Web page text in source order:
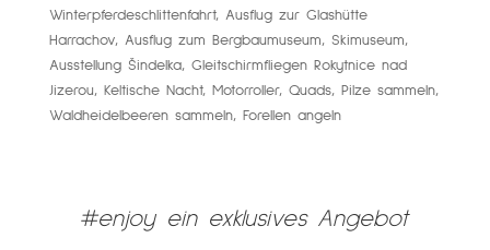
Winterpferdeschlittenfahrt, Ausflug zur Glashütte
Harrachov, Ausflug zum Bergbaumuseum, Skimuseum,
Ausstellung Šindelka, Gleitschirmfliegen Rokytnice nad
Jizerou, Keltische Nacht, Motorroller, Quads, Pilze sammeln,
Waldheidelbeeren sammeln, Forellen angeln
#enjoy ein exklusives Angebot